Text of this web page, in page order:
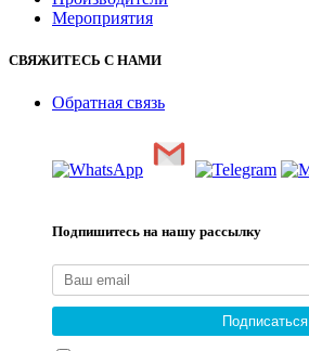
Мероприятия
СВЯЖИТЕСЬ С НАМИ
Обратная связь
Подпишитесь на нашу рассылку
Подписаться